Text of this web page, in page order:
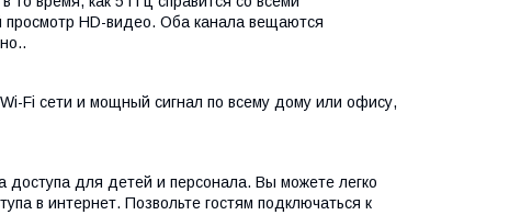
просмотр HD-видео. Оба канала вещаются
Fi сети и мощный сигнал по всему дому или офису,
доступа для детей и персонала. Вы можете легко
в интернет. Позвольте гостям подключаться к